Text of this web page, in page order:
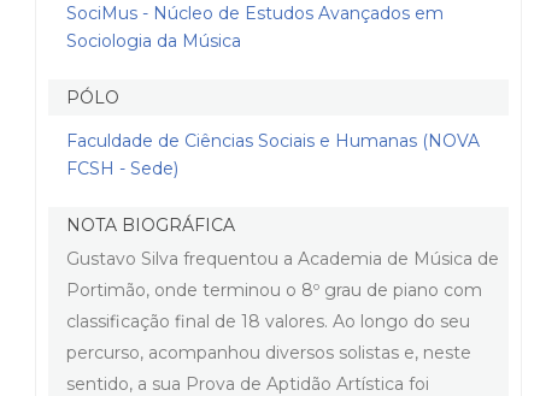
SociMus - Núcleo de Estudos Avançados em
Sociologia da Música
PÓLO
Faculdade de Ciências Sociais e Humanas (NOVA
FCSH - Sede)
NOTA BIOGRÁFICA
Gustavo Silva frequentou a Academia de Música de
Portimão, onde terminou o 8º grau de piano com
classificação final de 18 valores. Ao longo do seu
percurso, acompanhou diversos solistas e, neste
sentido, a sua Prova de Aptidão Artística foi